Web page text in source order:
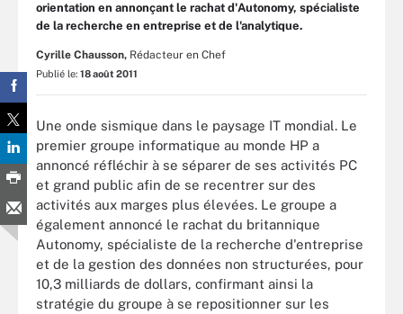
orientation en annonçant le rachat d'Autonomy, spécialiste
de la recherche en entreprise et de l'analytique.
Cyrille Chausson, Rédacteur en Chef
Publié le: 18 août 2011
Une onde sismique dans le paysage IT mondial. Le
premier groupe informatique au monde HP a
annoncé réfléchir à se séparer de ses activités PC
et grand public afin de se recentrer sur des
activités aux marges plus élevées. Le groupe a
également annoncé le rachat du britannique
Autonomy, spécialiste de la recherche d'entreprise
et de la gestion des données non structurées, pour
10,3 milliards de dollars, confirmant ainsi la
stratégie du groupe à se repositionner sur les